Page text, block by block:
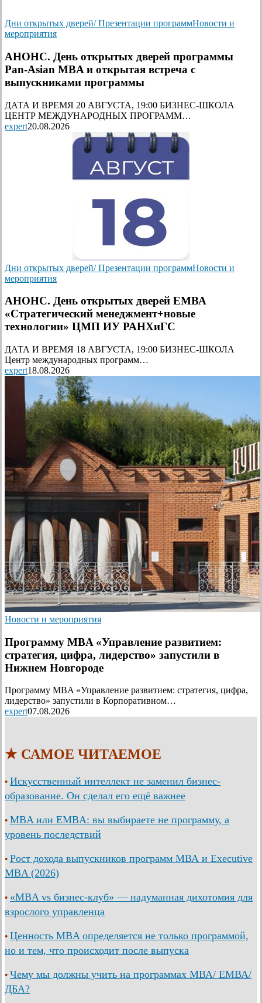
Дни открытых дверей/ Презентации программНовости и
мероприятия
АНОНС. День открытых дверей программы
Pan-Asian MBA и открытая встреча с
выпускниками программы
ДАТА И ВРЕМЯ 20 АВГУСТА, 19:00 БИЗНЕС-ШКОЛА
ЦЕНТР МЕЖДУНАРОДНЫХ ПРОГРАММ…
expert20.08.2026
Дни открытых дверей/ Презентации программНовости и
мероприятия
АНОНС. День открытых дверей ЕМВА
«Стратегический менеджмент+новые
технологии» ЦМП ИУ РАНХиГС
ДАТА И ВРЕМЯ 18 АВГУСТА, 19:00 БИЗНЕС-ШКОЛА
Центр международных программ…
expert18.08.2026
Новости и мероприятия
Программу MBA «Управление развитием:
стратегия, цифра, лидерство» запустили в
Нижнем Новгороде
Программу MBA «Управление развитием: стратегия, цифра,
лидерство» запустили в Корпоративном…
expert07.08.2026
★ САМОЕ ЧИТАЕМОЕ
• Искусственный интеллект не заменил бизнес-
образование. Он сделал его ещё важнее
• MBA или EMBA: вы выбираете не программу, а
уровень последствий
• Рост дохода выпускников программ МВА и Executive
MBA (2026)
• «MBA vs бизнес-клуб» — надуманная дихотомия для
взрослого управленца
• Ценность MBA определяется не только программой,
но и тем, что происходит после выпуска
• Чему мы должны учить на программах МВА/ ЕМВА/
ДБА?